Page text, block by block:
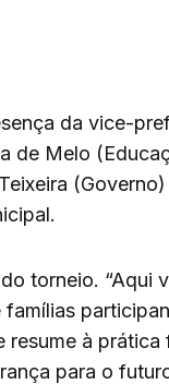
da vice-
de Melo
torneio. “Aqui
à
para o